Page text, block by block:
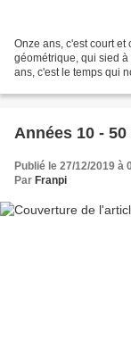
Onze ans, c'est court et
géométrique, qui sied
ans, c'est le temps qui
Années 10 -
Publié le 27/12/2019 à
Par Franpi